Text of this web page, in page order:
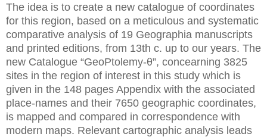
The idea is to create a new catalogue of coordinates
for this region, based on a meticulous and systematic
comparative analysis of 19 Geographia manuscripts
and printed editions, from 13th c. up to our years. The
new Catalogue “GeoPtolemy-θ”, concearning 3825
sites in the region of interest in this study which is
given in the 148 pages Appendix with the associated
place-names and their 7650 geographic coordinates,
is mapped and compared in correspondence with
modern maps. Relevant cartographic analysis leads